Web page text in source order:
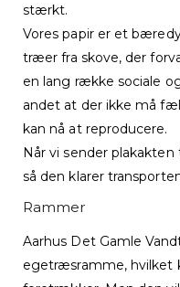
stærkt.
Vores papir er et
træer fra skove, der
en lang række sociale
andet at der ikke må
kan nå at reproducere.
Når vi sender
så den klarer
Rammer
Aarhus Det Gamle
egetræsramme, hvilket